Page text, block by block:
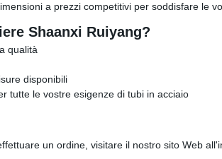
a prezzi competitivi per soddisfare le
Shaanxi Ruiyang?
qualità
disponibili
tutte le vostre esigenze di tubi in acciaio
un ordine, visitare il nostro sito Web